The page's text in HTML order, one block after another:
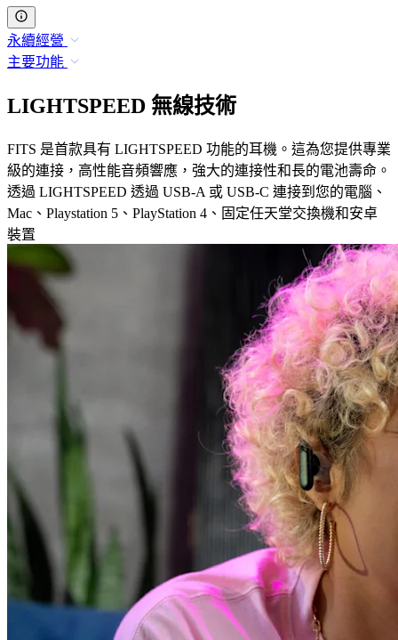
永續經營
主要功能
LIGHTSPEED 無線技術
FITS 是首款具有 LIGHTSPEED 功能的耳機。這為您提供專業
級的連接，高性能音頻響應，強大的連接性和長的電池壽命。
透過 LIGHTSPEED 透過 USB-A 或 USB-C 連接到您的電腦、
Mac、Playstation 5、PlayStation 4、固定任天堂交換機和安卓
裝置